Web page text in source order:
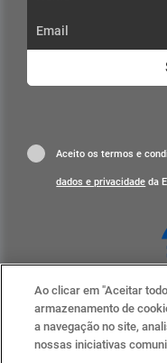
Aceito os termos e
dados e privacidade da
ERS nas redes sociais
Ao clicar em "Aceitar
armazenamento de
a navegação no site,
nossas iniciativas